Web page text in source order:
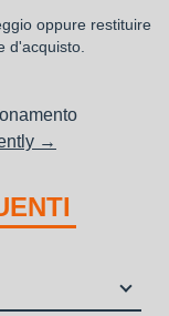
oppure restituire
d'acquisto.
→